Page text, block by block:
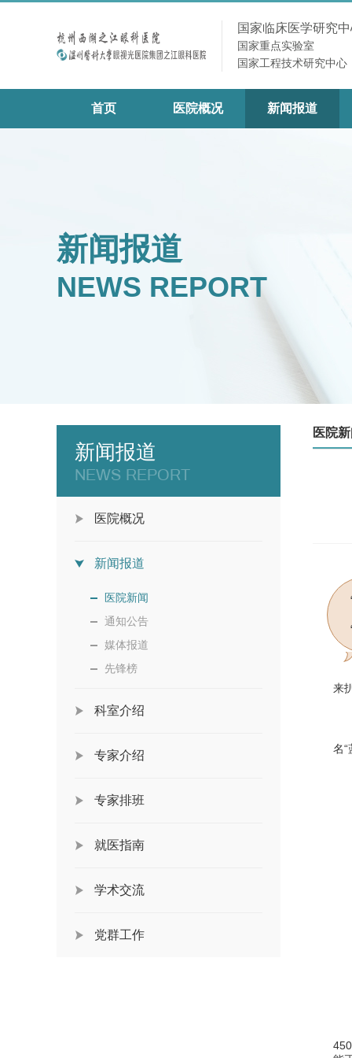
国家临床医学研究
国家重点实验室
国家工程技术研究中心
首页 医院概况 新闻报道
新闻报道
NEWS REPORT
新闻报道
NEWS REPORT
医院概况
新闻报道
医院新闻
通知公告
媒体报道
先锋榜
科室介绍
专家介绍
专家排班
就医指南
学术交流
党群工作
医院
来
名“